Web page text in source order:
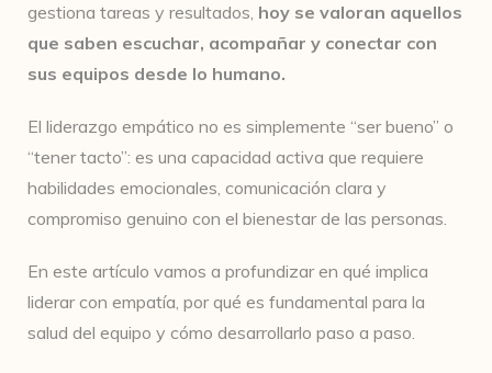
gestiona tareas y resultados, hoy se valoran aquellos
que saben escuchar, acompañar y conectar con
sus equipos desde lo humano.
El liderazgo empático no es simplemente “ser bueno” o
“tener tacto”: es una capacidad activa que requiere
habilidades emocionales, comunicación clara y
compromiso genuino con el bienestar de las personas.
En este artículo vamos a profundizar en qué implica
liderar con empatía, por qué es fundamental para la
salud del equipo y cómo desarrollarlo paso a paso.